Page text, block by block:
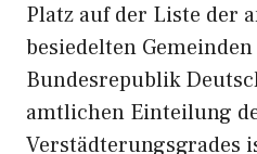
Platz auf der Liste der
besiedelten
Bundesrepublik
amtlichen Einteilung
Verstädterungsgrades